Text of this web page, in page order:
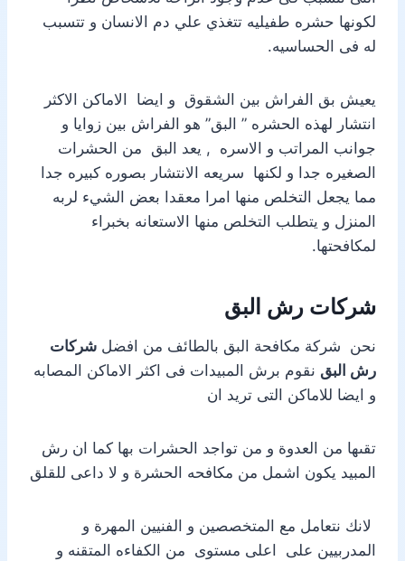
لكونها حشره طفيليه تتغذي علي دم الانسان و تتسبب
له فى الحساسيه.
يعيش بق الفراش بين الشقوق و ايضا الاماكن الاكثر
انتشار لهذه الحشره ” البق” هو الفراش بين زوايا و
جوانب المراتب و الاسره , يعد البق من الحشرات
الصغيره جدا و لكنها سريعه الانتشار بصوره كبيره جدا
مما يجعل التخلص منها امرا معقدا بعض الشيء لربه
المنزل و يتطلب التخلص منها الاستعانه بخبراء
لمكافحتها.
شركات رش البق
نحن شركة مكافحة البق بالطائف من افضل شركات
رش البق نقوم برش المبيدات فى اكثر الاماكن المصابه
و ايضا للاماكن التى تريد ان
تقىها من العدوة و من تواجد الحشرات بها كما ان رش
المبيد يكون اشمل من مكافحه الحشرة و لا داعى للقلق
لانك نتعامل مع المتخصصين و الفنيين المهرة و
المدربيين على اعلى مستوى من الكفاءه المتقنه و